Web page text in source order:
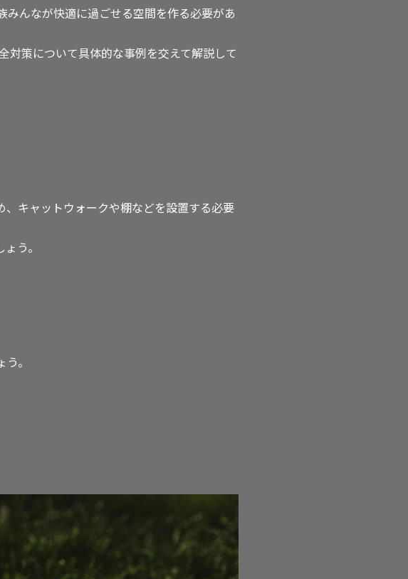
んなが快適に過ごせる空間を作る必要があ
対策について具体的な事例を交えて解説して
キャットウォークや棚などを設置する必要
う。
。